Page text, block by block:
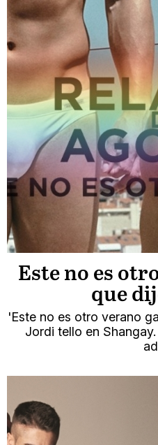
Este no es
que
'Este no es otro verano
Jordi tello en